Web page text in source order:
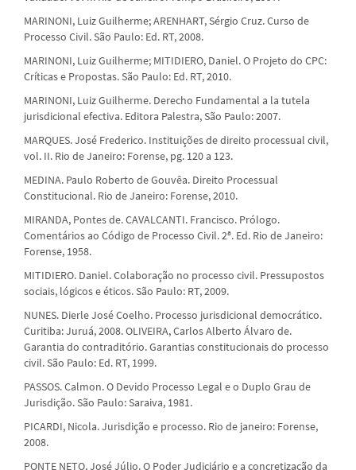
MARINONI, Luiz Guilherme; ARENHART, Sérgio Cruz. Curso de
Processo Civil. São Paulo: Ed. RT, 2008.
MARINONI, Luiz Guilherme; MITIDIERO, Daniel. O Projeto do CPC:
Críticas e Propostas. São Paulo: Ed. RT, 2010.
MARINONI, Luiz Guilherme. Derecho Fundamental a la tutela
jurisdicional efectiva. Editora Palestra, São Paulo: 2007.
MARQUES. José Frederico. Instituições de direito processual civil,
vol. II. Rio de Janeiro: Forense, pg. 120 a 123.
MEDINA. Paulo Roberto de Gouvêa. Direito Processual
Constitucional. Rio de Janeiro: Forense, 2010.
MIRANDA, Pontes de. CAVALCANTI. Francisco. Prólogo.
Comentários ao Código de Processo Civil. 2ª. Ed. Rio de Janeiro:
Forense, 1958.
MITIDIERO. Daniel. Colaboração no processo civil. Pressupostos
sociais, lógicos e éticos. São Paulo: RT, 2009.
NUNES. Dierle José Coelho. Processo jurisdicional democrático.
Curitiba: Juruá, 2008. OLIVEIRA, Carlos Alberto Álvaro de.
Garantia do contraditório. Garantias constitucionais do processo
civil. São Paulo: Ed. RT, 1999.
PASSOS. Calmon. O Devido Processo Legal e o Duplo Grau de
Jurisdição. São Paulo: Saraiva, 1981.
PICARDI, Nicola. Jurisdição e processo. Rio de janeiro: Forense,
2008.
PONTE NETO, José Júlio. O Poder Judiciário e a concretização da